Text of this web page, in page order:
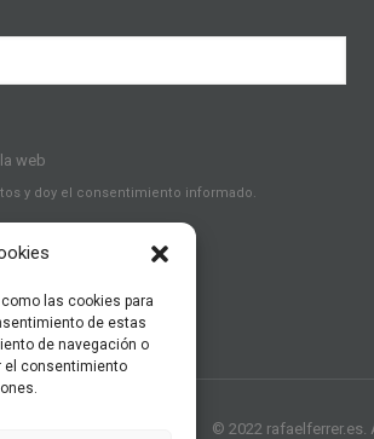
las cookies para
de estas
de navegación o
el consentimiento
web
y doy el consentimiento informado.
© 2022 rafaelferrer.es.